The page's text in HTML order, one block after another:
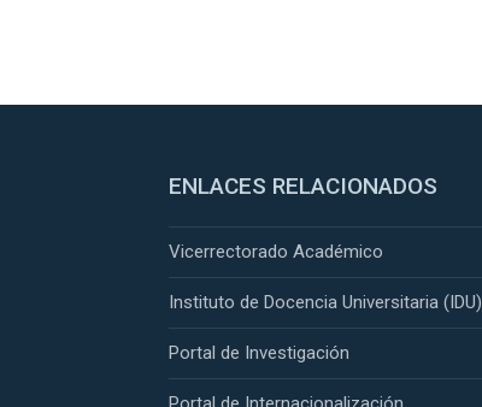
ENLACES RELACIONADOS
Vicerrectorado Académico
Instituto de Docencia Universitaria (IDU)
Portal de Investigación